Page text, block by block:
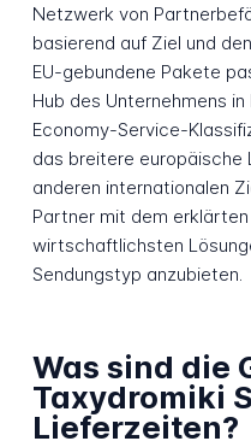
Netzwerk von
basierend auf Ziel und
EU-gebundene Pakete
Hub des Unternehmens
Economy-Service-
das breitere europäische
anderen internationalen
Partner mit dem
wirtschaftlichsten
Sendungstyp anzubieten.
Was sind die
Taxydromiki
Lieferzeiten?